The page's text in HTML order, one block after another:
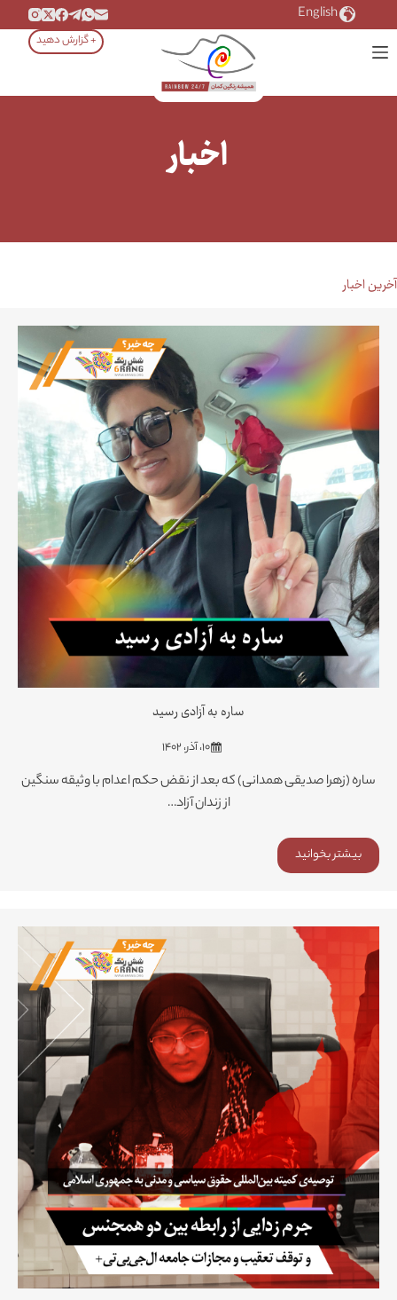
به
محتوا
English
+ گزارش دهید
اخبار
آخرین اخبار
ساره به آزادی رسید
۱۰، آذر، ۱۴۰۲
ساره (زهرا صدیقی همدانی) که بعد از نقض حکم اعدام با وثیقه سنگین
از زندان آزاد…
بیشتر بخوانید